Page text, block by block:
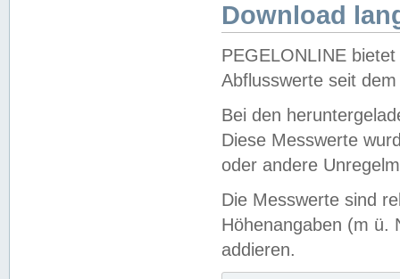
Download
PEGELONLINE
Abflusswerte seit
Bei den
Diese Messwerte
oder andere
Die Messwerte sind
Höhenangaben (m ü.
addieren.